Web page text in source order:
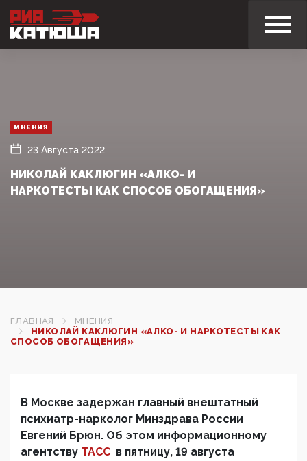
МНЕНИЯ
23 Августа 2022
НИКОЛАЙ КАКЛЮГИН «АЛКО- И
НАРКОТЕСТЫ КАК СПОСОБ ОБОГАЩЕНИЯ»
ГЛАВНАЯ
МНЕНИЯ
НИКОЛАЙ КАКЛЮГИН «АЛКО- И НАРКОТЕСТЫ КАК
СПОСОБ ОБОГАЩЕНИЯ»
В Москве задержан главный внештатный
психиатр-нарколог Минздрава России
Евгений Брюн. Об этом информационному
агентству ТАСС в пятницу, 19 августа